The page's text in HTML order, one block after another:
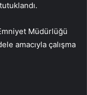
Müdürlüğü
amacıyla çalışma